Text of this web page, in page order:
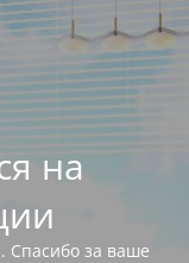
на
Спасибо за ваше